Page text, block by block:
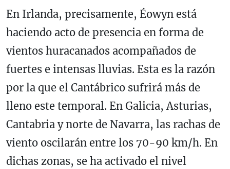
En Irlanda, precisamente, Éowyn está
haciendo acto de presencia en forma de
vientos huracanados acompañados de
fuertes e intensas lluvias. Esta es la razón
por la que el Cantábrico sufrirá más de
lleno este temporal. En Galicia, Asturias,
Cantabria y norte de Navarra, las rachas de
viento oscilarán entre los 70-90 km/h. En
dichas zonas, se ha activado el nivel